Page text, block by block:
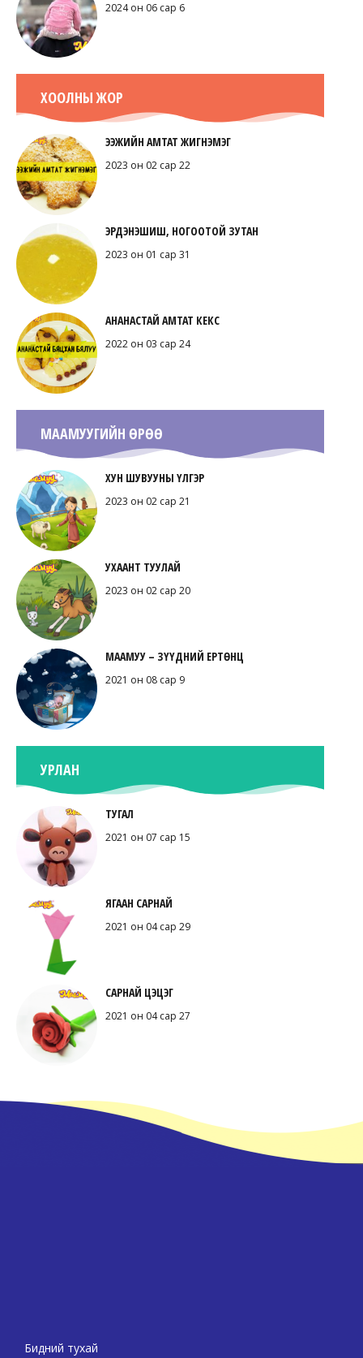
2024 он 06 сар 6
ХООЛНЫ ЖОР
ЭЭЖИЙН АМТАТ ЖИГНЭМЭГ
2023 он 02 сар 22
ЭРДЭНЭШИШ, НОГООТОЙ ЗУТАН
2023 он 01 сар 31
АНАНАСТАЙ АМТАТ КЕКС
2022 он 03 сар 24
МААМУУГИЙН ӨРӨӨ
ХУН ШУВУУНЫ ҮЛГЭР
2023 он 02 сар 21
УХААНТ ТУУЛАЙ
2023 он 02 сар 20
МААМУУ – ЗҮҮДНИЙ ЕРТӨНЦ
2021 он 08 сар 9
УРЛАН
ТУГАЛ
2021 он 07 сар 15
ЯГААН САРНАЙ
2021 он 04 сар 29
САРНАЙ ЦЭЦЭГ
2021 он 04 сар 27
Бидний тухай